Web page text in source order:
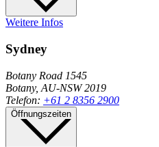
Weitere Infos
Sydney
Botany Road 1545
Botany, AU-NSW 2019
Telefon: +61 2 8356 2900
Öffnungszeiten